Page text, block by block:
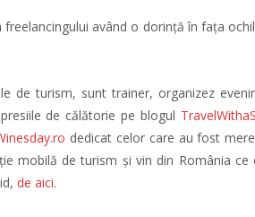
având o dorință în fața
de turism, sunt trainer, organizez
de călătorie pe blogul
dedicat celor care au fost
mobilă de turism și vin din România
de aici.